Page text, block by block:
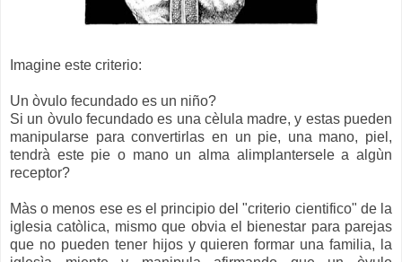
Imagine este criterio:
Un òvulo fecundado es un niño?
Si un òvulo fecundado es una cèlula madre, y estas pueden
manipularse para convertirlas en un pie, una mano, piel,
tendrà este pie o mano un alma alimplantersele a algùn
receptor?
Màs o menos ese es el principio del "criterio cientifico" de la
iglesia catòlica, mismo que obvia el bienestar para parejas
que no pueden tener hijos y quieren formar una familia, la